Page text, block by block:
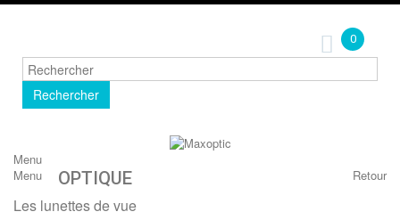
0
Rechercher
Menu
Menu
Retour
OPTIQUE
Les lunettes de vue